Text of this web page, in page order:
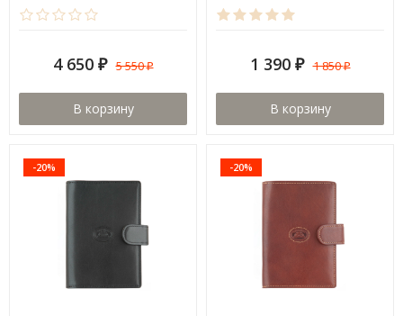
4 650 ₽ 5 550₽
В корзину
1 390 ₽ 1 850₽
В корзину
-20% -20%